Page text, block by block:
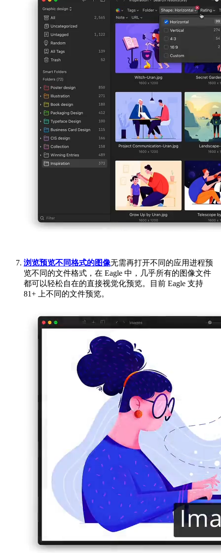
浏览预览不同格式的图像无需再打开不同的应用进程预
览不同的文件格式，在 Eagle 中，几乎所有的图像文件
都可以轻松自在的直接视觉化预览。目前 Eagle 支持
81+ 上不同的文件预览。